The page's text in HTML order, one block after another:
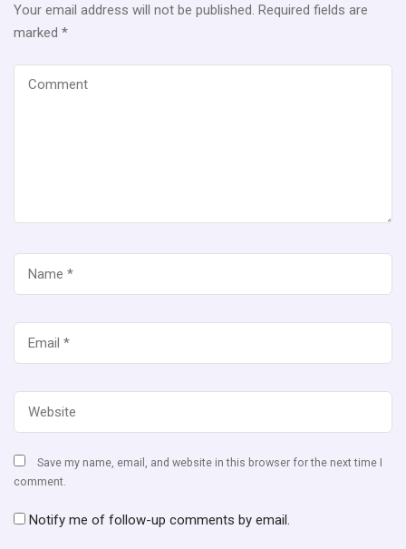
Your email address will not be published. Required fields are
marked *
Save my name, email, and website in this browser for the next time I
comment.
Notify me of follow-up comments by email.